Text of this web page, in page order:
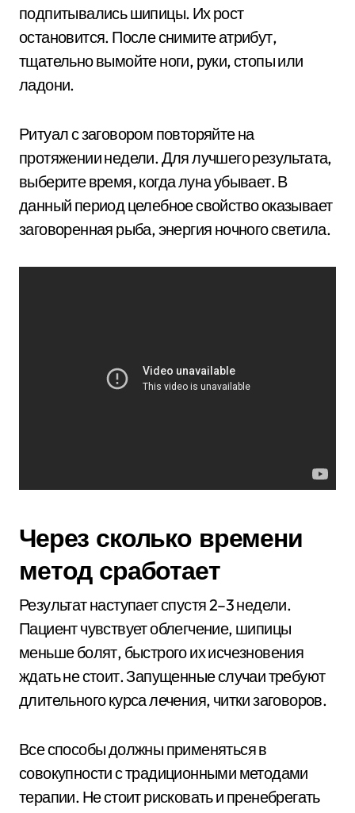
подпитывались шипицы. Их рост
остановится. После снимите атрибут,
тщательно вымойте ноги, руки, стопы или
ладони.
Ритуал с заговором повторяйте на
протяжении недели. Для лучшего результата,
выберите время, когда луна убывает. В
данный период целебное свойство оказывает
заговоренная рыба, энергия ночного светила.
Через сколько времени
метод сработает
Результат наступает спустя 2–3 недели.
Пациент чувствует облегчение, шипицы
меньше болят, быстрого их исчезновения
ждать не стоит. Запущенные случаи требуют
длительного курса лечения, читки заговоров.
Все способы должны применяться в
совокупности с традиционными методами
терапии. Не стоит рисковать и пренебрегать